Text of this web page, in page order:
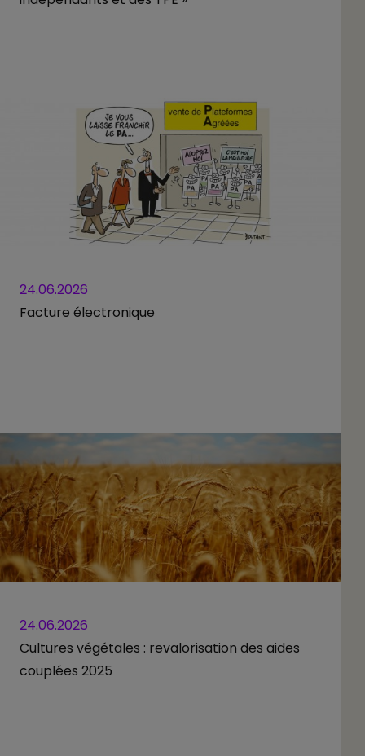
24.06.2026
Facture électronique
24.06.2026
Cultures végétales : revalorisation des aides
couplées 2025